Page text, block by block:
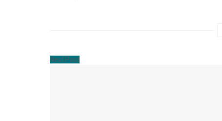
Next Post